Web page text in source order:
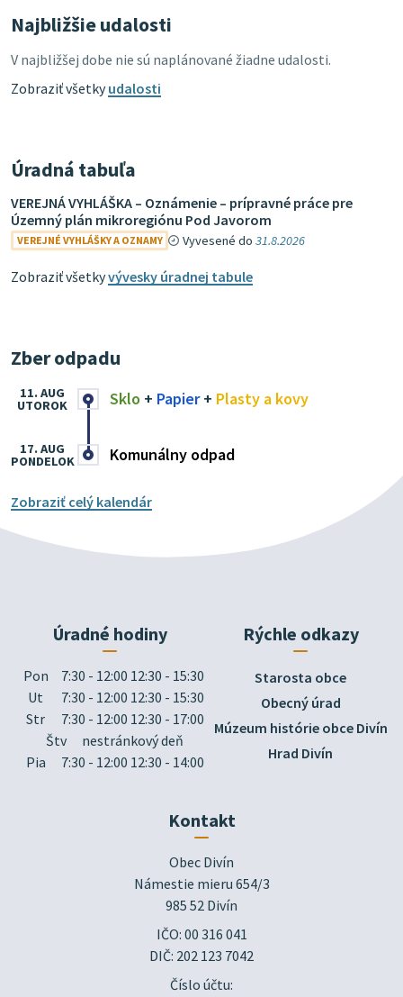
Najbližšie udalosti
V najbližšej dobe nie sú naplánované žiadne udalosti.
Zobraziť všetkyudalosti
Úradná tabuľa
VEREJNÁ VYHLÁŠKA – Oznámenie – prípravné práce pre
Územný plán mikroregiónu Pod Javorom
VEREJNÉ VYHLÁŠKY A OZNAMY Vyvesené do31.8.2026
Zobraziť všetkyvývesky úradnej tabule
Zber odpadu
Sklo + Papier+ Plasty a kovy
11. AUG
UTOROK
Komunálny odpad
17. AUG
PONDELOK
Zobraziť celý kalendár
Úradné hodiny
Pon
7:30 - 12:00 12:30 - 15:30
Ut
7:30 - 12:00 12:30 - 15:30
Str
7:30 - 12:00 12:30 - 17:00
Štv
nestránkový deň
Pia
7:30 - 12:00 12:30 - 14:00
Rýchle odkazy
Starosta obce
Obecný úrad
Múzeum histórie obce Divín
Hrad Divín
Kontakt
Obec Divín
Námestie mieru 654/3
985 52 Divín
IČO: 00 316 041
DIČ: 202 123 7042
Číslo účtu: